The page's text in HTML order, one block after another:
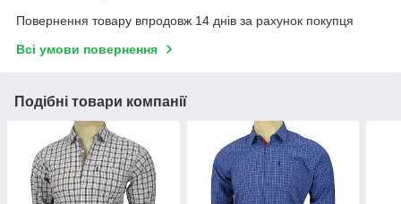
Повернення товару впродовж 14 днів за рахунок покупця
Всі умови повернення
Подібні товари компанії